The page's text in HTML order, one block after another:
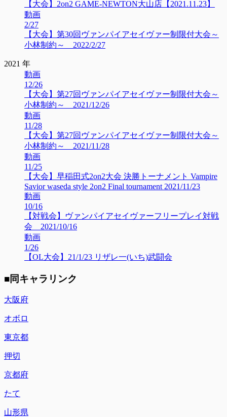
【大会】2on2 GAME-NEWTON大山店【2021.11.23】
動画
2/27
【大会】第30回ヴァンパイアセイヴァー制限付大会～
小林制約～ 2022/2/27
2021 年
動画
12/26
【大会】第27回ヴァンパイアセイヴァー制限付大会～
小林制約～ 2021/12/26
動画
11/28
【大会】第27回ヴァンパイアセイヴァー制限付大会～
小林制約～ 2021/11/28
動画
11/25
【大会】早稲田式2on2大会 決勝トーナメント Vampire
Savior waseda style 2on2 Final tournament 2021/11/23
動画
10/16
【対戦会】ヴァンパイアセイヴァーフリープレイ対戦
会 2021/10/16
動画
1/26
【OL大会】21/1/23 リザレ一(いち)武闘会
■同キャラリンク
大阪府
オボロ
東京都
押切
京都府
たて
山形県